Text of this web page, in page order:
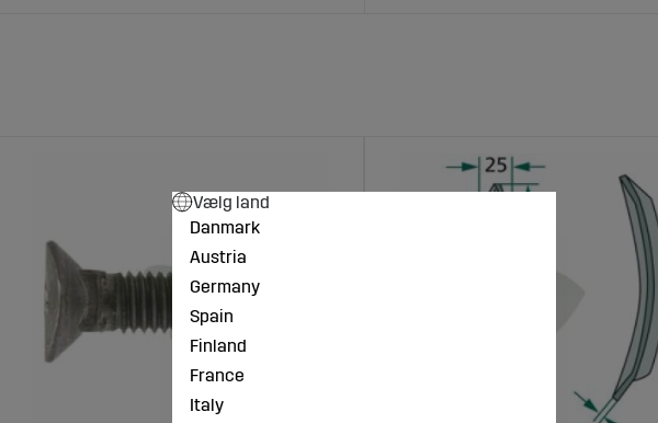
Vælg land
Danmark
Austria
Germany
Spain
Finland
France
Italy